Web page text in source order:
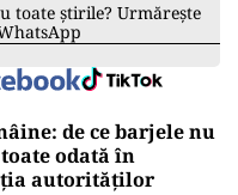
toate știrile? Urmărește
de ce barjele nu
odată în
autorităților